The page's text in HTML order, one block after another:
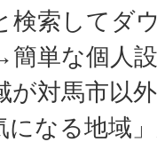
検索してダ
簡単な個人
が対馬市以
になる地域